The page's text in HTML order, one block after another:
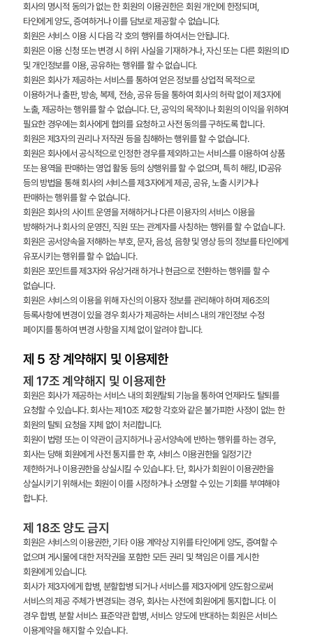
회사의 명시적 동의가 없는 한 회원의 이용권한은 회원 개인에 한정되며,
타인에게 양도, 증여하거나 이를 담보로 제공할 수 없습니다.
회원은 서비스 이용 시 다음 각 호의 행위를 하여서는 안됩니다.
회원은 이용 신청 또는 변경 시 허위 사실을 기재하거나, 자신 또는 다른 회원의 ID
및 개인정보를 이용, 공유하는 행위를 할 수 없습니다.
회원은 회사가 제공하는 서비스를 통하여 얻은 정보를 상업적 목적으로
이용하거나 출판, 방송, 복제, 전송, 공유 등을 통하여 회사의 허락 없이 제3자에
노출, 제공하는 행위를 할 수 없습니다. 단, 공익의 목적이나 회원의 이익을 위하여
필요한 경우에는 회사에게 협의를 요청하고 사전 동의를 구하도록 합니다.
회원은 제3자의 권리나 저작권 등을 침해하는 행위를 할 수 없습니다.
회원은 회사에서 공식적으로 인정한 경우를 제외하고는 서비스를 이용하여 상품
또는 용역을 판매하는 영업 활동 등의 상행위를 할 수 없으며, 특히 해킹, ID공유
등의 방법을 통해 회사의 서비스를 제3자에게 제공, 공유, 노출 시키거나
판매하는 행위를 할 수 없습니다.
회원은 회사의 사이트 운영을 저해하거나 다른 이용자의 서비스 이용을
방해하거나 회사의 운영진, 직원 또는 관계자를 사칭하는 행위를 할 수 없습니다.
회원은 공서양속을 저해하는 부호, 문자, 음성, 음향 및 영상 등의 정보를 타인에게
유포시키는 행위를 할 수 없습니다.
회원은 포인트를 제3자와 유상거래 하거나 현금으로 전환하는 행위를 할 수
없습니다.
회원은 서비스의 이용을 위해 자신의 이용자 정보를 관리해야 하며 제6조의
등록사항에 변경이 있을 경우 회사가 제공하는 서비스 내의 개인정보 수정
페이지를 통하여 변경 사항을 지체 없이 알려야 합니다.
제 5 장 계약해지 및 이용제한
제 17조 계약해지 및 이용제한
회원은 회사가 제공하는 서비스 내의 회원탈퇴 기능을 통하여 언제라도 탈퇴를
요청할 수 있습니다. 회사는 제10조 제2항 각호와 같은 불가피한 사정이 없는 한
회원의 탈퇴 요청을 지체 없이 처리합니다.
회원이 법령 또는 이 약관이 금지하거나 공서양속에 반하는 행위를 하는 경우,
회사는 당해 회원에게 사전 통지를 한 후, 서비스 이용권한을 일정기간
제한하거나 이용권한을 상실시킬 수 있습니다. 단, 회사가 회원이 이용권한을
상실시키기 위해서는 회원이 이를 시정하거나 소명할 수 있는 기회를 부여해야
합니다.
제 18조 양도 금지
회원은 서비스의 이용권한, 기타 이용 계약상 지위를 타인에게 양도, 증여할 수
없으며 게시물에 대한 저작권을 포함한 모든 권리 및 책임은 이를 게시한
회원에게 있습니다.
회사가 제3자에게 합병, 분할합병 되거나 서비스를 제3자에게 양도함으로써
서비스의 제공 주체가 변경되는 경우, 회사는 사전에 회원에게 통지합니다. 이
경우 합병, 분할 서비스 표준약관 합병, 서비스 양도에 반대하는 회원은 서비스
이용계약을 해지할 수 있습니다.